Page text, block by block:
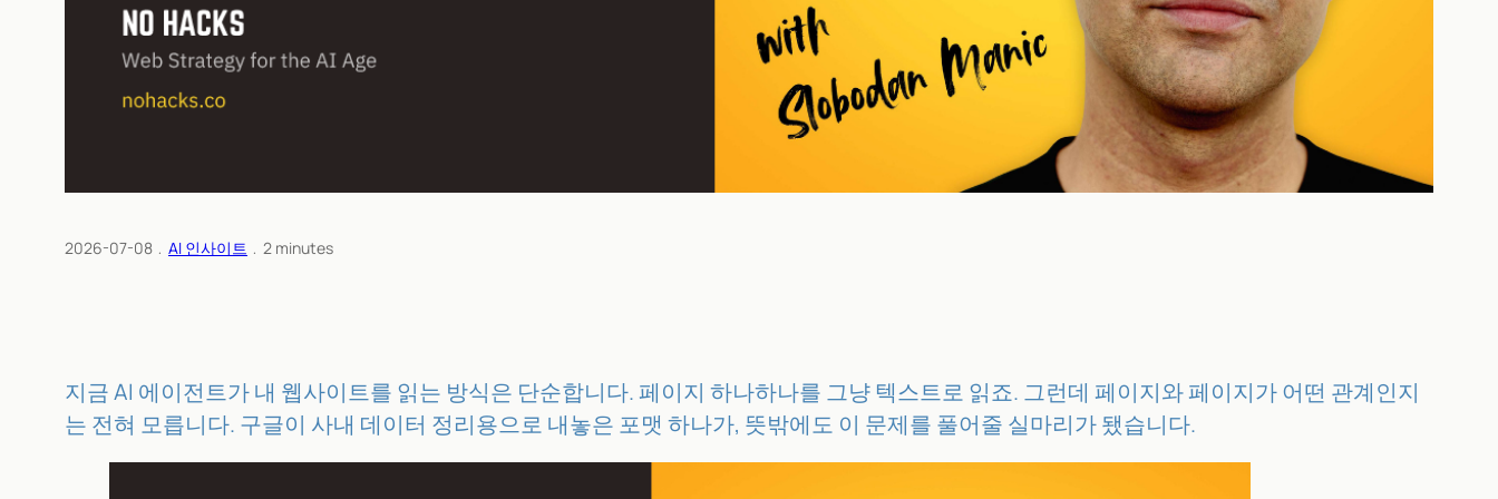
2026-07-08 ﹒ AI 인사이트 ﹒ 2 minutes
지금 AI 에이전트가 내 웹사이트를 읽는 방식은 단순합니다. 페이지 하나하나를 그냥 텍스트로 읽죠. 그런데 페이지와 페이지가 어떤 관계인지
는 전혀 모릅니다. 구글이 사내 데이터 정리용으로 내놓은 포맷 하나가, 뜻밖에도 이 문제를 풀어줄 실마리가 됐습니다.